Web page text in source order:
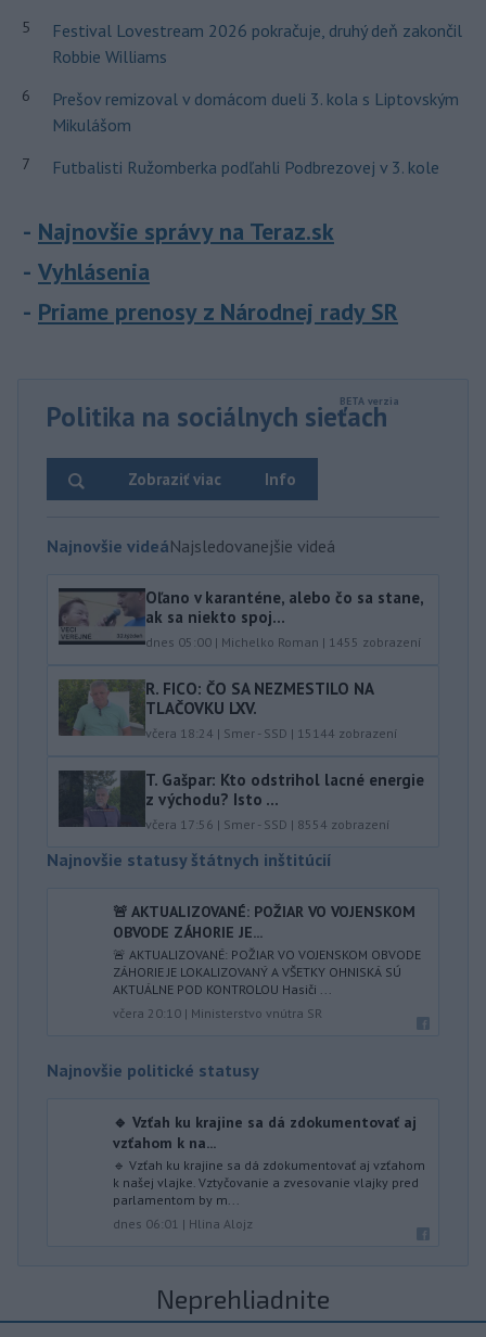
5
Festival Lovestream 2026 pokračuje, druhý deň zakončil
Robbie Williams
6
Prešov remizoval v domácom dueli 3. kola s Liptovským
Mikulášom
7 Futbalisti Ružomberka podľahli Podbrezovej v 3. kole
Najnovšie správy na Teraz.sk
Vyhlásenia
Priame prenosy z Národnej rady SR
Politika na sociálnych sieťach
Info
Zobraziť viac
Najnovšie videáNajsledovanejšie videá
Oľano v karanténe, alebo čo sa stane,
ak sa niekto spoj...
dnes 05:00 | Michelko Roman | 1455 zobrazení
R. FICO: ČO SA NEZMESTILO NA
TLAČOVKU LXV.
včera 18:24 | Smer - SSD | 15144 zobrazení
T. Gašpar: Kto odstrihol lacné energie
z východu? Isto ...
včera 17:56 | Smer - SSD | 8554 zobrazení
Najnovšie statusy štátnych inštitúcií
🚨 AKTUALIZOVANÉ: POŽIAR VO VOJENSKOM
OBVODE ZÁHORIE JE...
🚨 AKTUALIZOVANÉ: POŽIAR VO VOJENSKOM OBVODE
ZÁHORIE JE LOKALIZOVANÝ A VŠETKY OHNISKÁ SÚ
AKTUÁLNE POD KONTROLOU Hasiči ...
včera 20:10 | Ministerstvo vnútra SR
Najnovšie politické statusy
🔹 Vzťah ku krajine sa dá zdokumentovať aj
vzťahom k na...
🔹 Vzťah ku krajine sa dá zdokumentovať aj vzťahom
k našej vlajke. Vztyčovanie a zvesovanie vlajky pred
parlamentom by m...
dnes 06:01 | Hlina Alojz
Neprehliadnite